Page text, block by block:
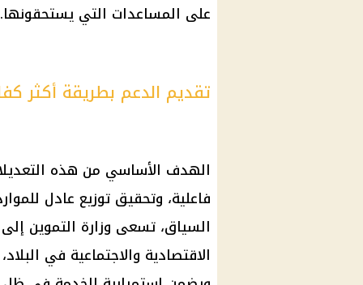
على المساعدات التي يستحقونها.
تقديم الدعم بطريقة أكثر
الهدف الأساسي من هذه
فاعلية، وتحقيق توزيع عادل
السياق، تسعى وزارة التموين
الاقتصادية والاجتماعية في